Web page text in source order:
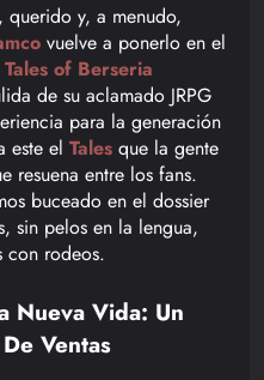
querido y, a menudo,
vuelve a ponerlo en el
Tales of Berseria
de su aclamado JRPG
para la generación
este el Tales que la gente
resuena entre los fans.
buceado en el dossier
sin pelos en la lengua,
con rodeos.
Nueva Vida: Un
Ventas